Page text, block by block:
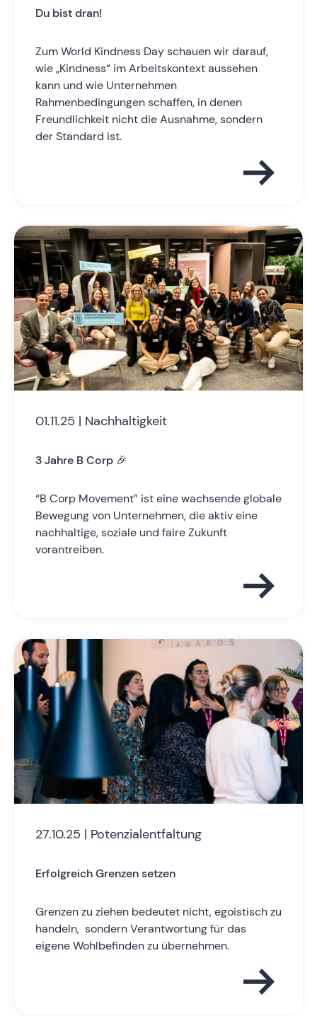
Du bist dran!
Zum World Kindness Day schauen wir darauf,
wie „Kindness“ im Arbeitskontext aussehen
kann und wie Unternehmen
Rahmenbedingungen schaffen, in denen
Freundlichkeit nicht die Ausnahme, sondern
der Standard ist.
01.11.25 | Nachhaltigkeit
3 Jahre B Corp 🎉
“B Corp Movement” ist eine wachsende globale
Bewegung von Unternehmen, die aktiv eine
nachhaltige, soziale und faire Zukunft
vorantreiben.
27.10.25 | Potenzialentfaltung
Erfolgreich Grenzen setzen
Grenzen zu ziehen bedeutet nicht, egoistisch zu
handeln, sondern Verantwortung für das
eigene Wohlbefinden zu übernehmen.